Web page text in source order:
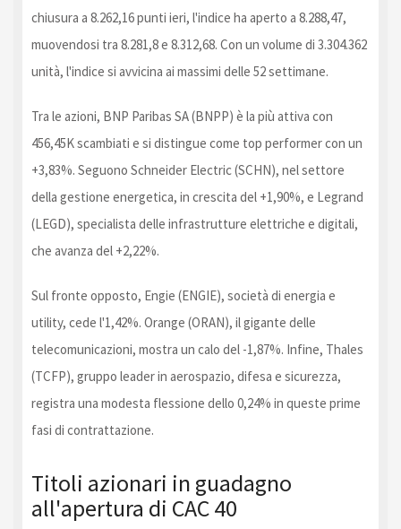
chiusura a 8.262,16 punti ieri, l'indice ha aperto a 8.288,47,
muovendosi tra 8.281,8 e 8.312,68. Con un volume di 3.304.362
unità, l'indice si avvicina ai massimi delle 52 settimane.
Tra le azioni, BNP Paribas SA (BNPP) è la più attiva con
456,45K scambiati e si distingue come top performer con un
+3,83%. Seguono Schneider Electric (SCHN), nel settore
della gestione energetica, in crescita del +1,90%, e Legrand
(LEGD), specialista delle infrastrutture elettriche e digitali,
che avanza del +2,22%.
Sul fronte opposto, Engie (ENGIE), società di energia e
utility, cede l'1,42%. Orange (ORAN), il gigante delle
telecomunicazioni, mostra un calo del -1,87%. Infine, Thales
(TCFP), gruppo leader in aerospazio, difesa e sicurezza,
registra una modesta flessione dello 0,24% in queste prime
fasi di contrattazione.
Titoli azionari in guadagno
all'apertura di CAC 40